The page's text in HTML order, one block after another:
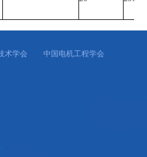
术学会 中国电机工程学会